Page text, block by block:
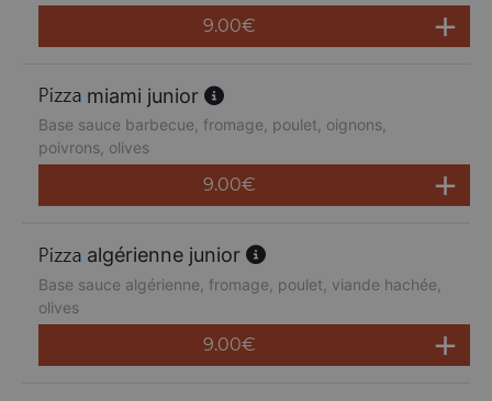
9.00€
miami junior
Base sauce barbecue, fromage, poulet, oignons,
poivrons, olives
9.00€
algérienne junior
Base sauce algérienne, fromage, poulet, viande hachée,
olives
9.00€